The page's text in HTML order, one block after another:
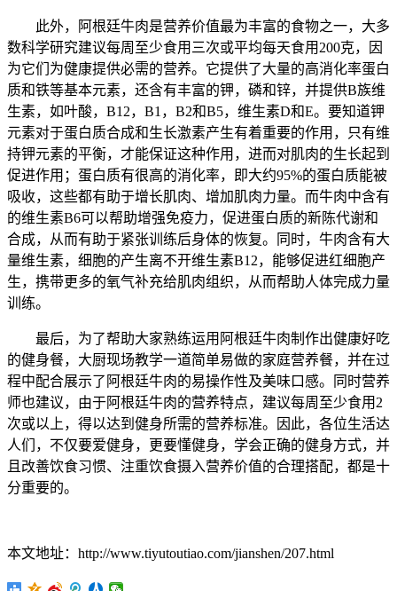
此外，阿根廷牛肉是营养价值最为丰富的食物之一，大多
数科学研究建议每周至少食用三次或平均每天食用200克，因
为它们为健康提供必需的营养。它提供了大量的高消化率蛋白
质和铁等基本元素，还含有丰富的钾，磷和锌，并提供B族维
生素，如叶酸，B12，B1，B2和B5，维生素D和E。要知道钾
元素对于蛋白质合成和生长激素产生有着重要的作用，只有维
持钾元素的平衡，才能保证这种作用，进而对肌肉的生长起到
促进作用；蛋白质有很高的消化率，即大约95%的蛋白质能被
吸收，这些都有助于增长肌肉、增加肌肉力量。而牛肉中含有
的维生素B6可以帮助增强免疫力，促进蛋白质的新陈代谢和
合成，从而有助于紧张训练后身体的恢复。同时，牛肉含有大
量维生素，细胞的产生离不开维生素B12，能够促进红细胞产
生，携带更多的氧气补充给肌肉组织，从而帮助人体完成力量
训练。
最后，为了帮助大家熟练运用阿根廷牛肉制作出健康好吃
的健身餐，大厨现场教学一道简单易做的家庭营养餐，并在过
程中配合展示了阿根廷牛肉的易操作性及美味口感。同时营养
师也建议，由于阿根廷牛肉的营养特点，建议每周至少食用2
次或以上，得以达到健身所需的营养标准。因此，各位生活达
人们，不仅要爱健身，更要懂健身，学会正确的健身方式，并
且改善饮食习惯、注重饮食摄入营养价值的合理搭配，都是十
分重要的。
本文地址：http://www.tiyutoutiao.com/jianshen/207.html